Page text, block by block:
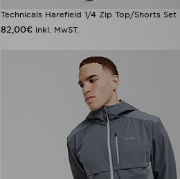
Technicals Harefield 1/4 Zip Top/Shorts Set
82,00€ inkl. MwST.